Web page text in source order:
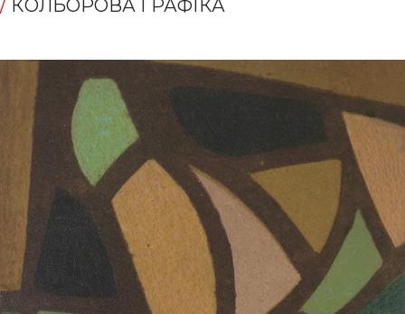
#KYIV
#LVIV
ENG
/ КОЛЬОРОВА ГРАФІКА